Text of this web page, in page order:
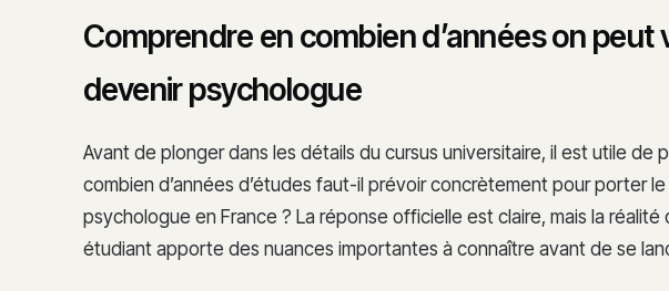
Comprendre en combien d’années on peut
devenir psychologue
Avant de plonger dans les détails du cursus universitaire, il est utile de
combien d’années d’études faut-il prévoir concrètement pour porter
psychologue en France ? La réponse officielle est claire, mais la réalité
étudiant apporte des nuances importantes à connaître avant de se